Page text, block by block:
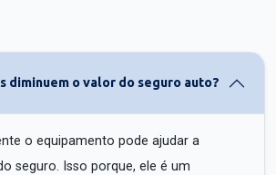
diminuem o valor do seguro auto?
o equipamento pode ajudar a
seguro. Isso porque, ele é um